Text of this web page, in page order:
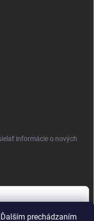
prechádzaním
informácie o nových